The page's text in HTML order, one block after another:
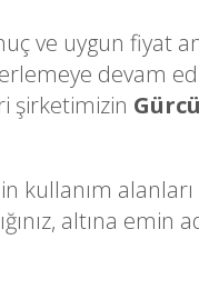
ve uygun fiyat
devam
şirketimizin
kullanım
altına emin